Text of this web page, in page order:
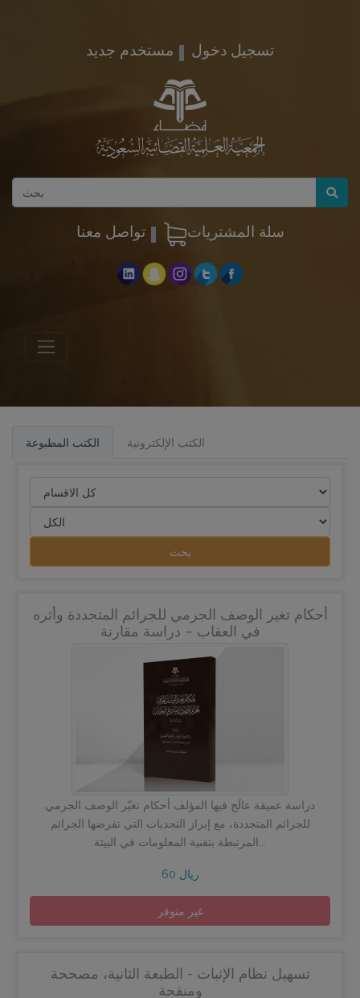
مستخدم جديد تسجيل دخول
تواصل معنا سلة المشتريات
الكتب المطبوعة الكتب الإلكترونية
بحث
أحكام تغير الوصف الجرمي للجرائم المتجددة وأثره
في العقاب – دراسة مقارنة
دراسة عميقة عالَج فيها المؤلف أحكام تغيّر الوصف الجرمي
للجرائم المتجددة، مع إبراز التحديات التي تفرضها الجرائم
60 ريال
غير متوفر
تسهيل نظام الإثبات - الطبعة الثانية، مصححة
ومنقحة